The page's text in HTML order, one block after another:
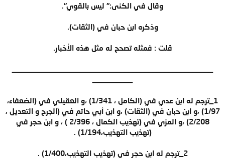
وقال في الكنى:" ليس بالقوي".
وذكره ابن حبان في (الثقات).
قلت : فمثله تصحح له مثل هذه الأخبار.
1_ترجم له ابن عدي في (الكامل ، 1/341) ،و العقيلي في (الضعفاء،
1/97) ،و ابن حبان في (الثقات) ،و ابن أبي حاتم في (الجرح و التعديل ،
2/208) ،و المزي في (تهذيب الكمال ، 2/396 ) ، و ابن حجر في
(تهذيب التهذيب،1/194) .
2_ترجم له ابن حجر في (تهذيب التهذيب،1/400) .​